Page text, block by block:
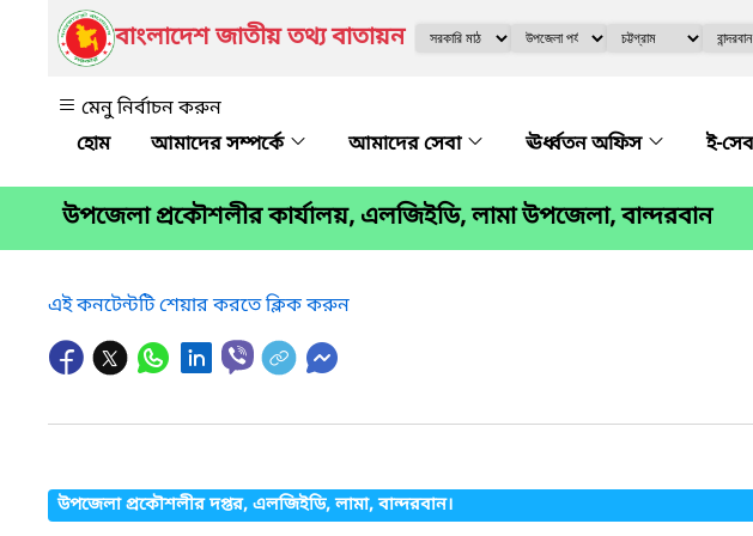
বাংলাদেশ জাতীয় তথ্য বাতায়ন
মেনু নির্বাচন করুন
আমাদের সম্পর্কে
আমাদের সেবা ঊর্ধ্বতন অফিস ই-
উপজেলা প্রকৌশলীর কার্যালয়, এলজিইডি, লামা উপজেলা, বান্দরবান
এই কনটেন্টটি শেয়ার করতে ক্লিক করুন
উপজেলা প্রকৌশলীর দপ্তর, এলজিইডি, লামা, বান্দরবান।